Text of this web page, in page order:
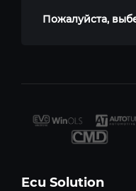
Пожалуйста,
Ecu Solution